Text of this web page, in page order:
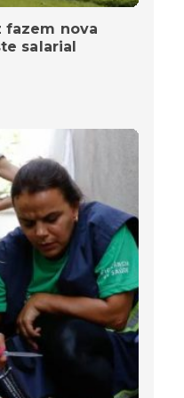
fazem nova
salarial